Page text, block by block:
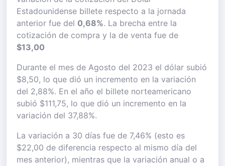
Estadounidense billete respecto a la jornada
anterior fue del 0,68%. La brecha entre la
cotización de compra y la de venta fue de
$13,00
Durante el mes de Agosto del 2023 el dólar subió
$8,50, lo que dió un incremento en la variación
del 2,88%. En el año el billete norteamericano
subió $111,75, lo que dió un incremento en la
variación del 37,88%.
La variación a 30 días fue de 7,46% (esto es
$22,00 de diferencia respecto al mismo día del
mes anterior), mientras que la variación anual o a